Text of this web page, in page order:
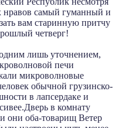
нравов самый гуманный и
вам старинную притчу
четверг!
лишь уточнением,
печи
микроволновые
обычной грузинско-
в лапсердаке и
в комнату
они оба-товарищ Ветер